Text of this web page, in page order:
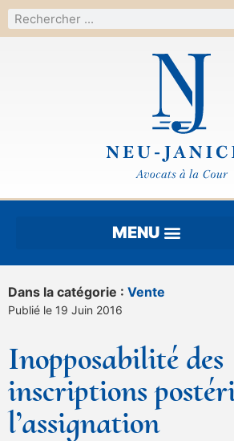
Dans la catégorie : Vente
Publié le 19 Juin 2016
Inopposabilité des
inscriptions
l’assignation